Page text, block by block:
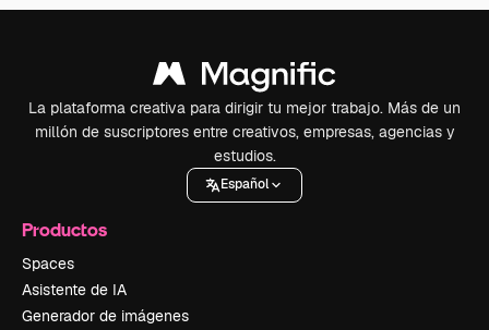
La plataforma creativa para dirigir tu mejor trabajo. Más de un
millón de suscriptores entre creativos, empresas, agencias y
estudios.
Español
Productos
Spaces
Asistente de IA
Generador de imágenes